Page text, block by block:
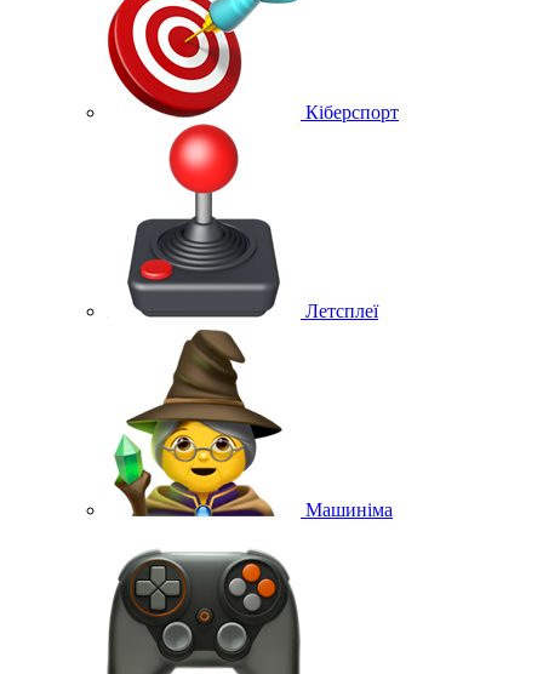
Кіберспорт
Летсплеї
Машиніма